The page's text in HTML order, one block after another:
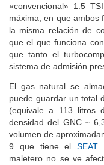
«convencional» 1.5
máxima, en que ambos
la misma relación de
que el que funciona
que tanto el
sistema de admisión
El gas natural se
puede guardar un total
(equivale a 113 litros
densidad del GNC ~
volumen de
9 que tiene el
maletero no se ve